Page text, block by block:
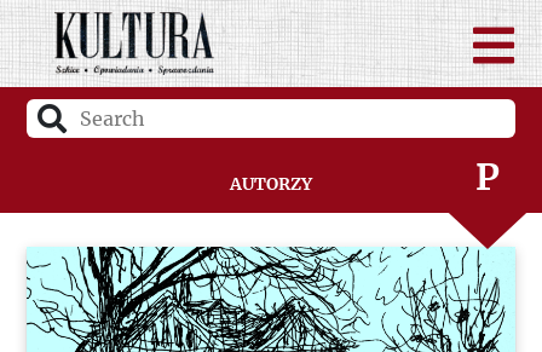
Autorzy
N
O
P
Q
R